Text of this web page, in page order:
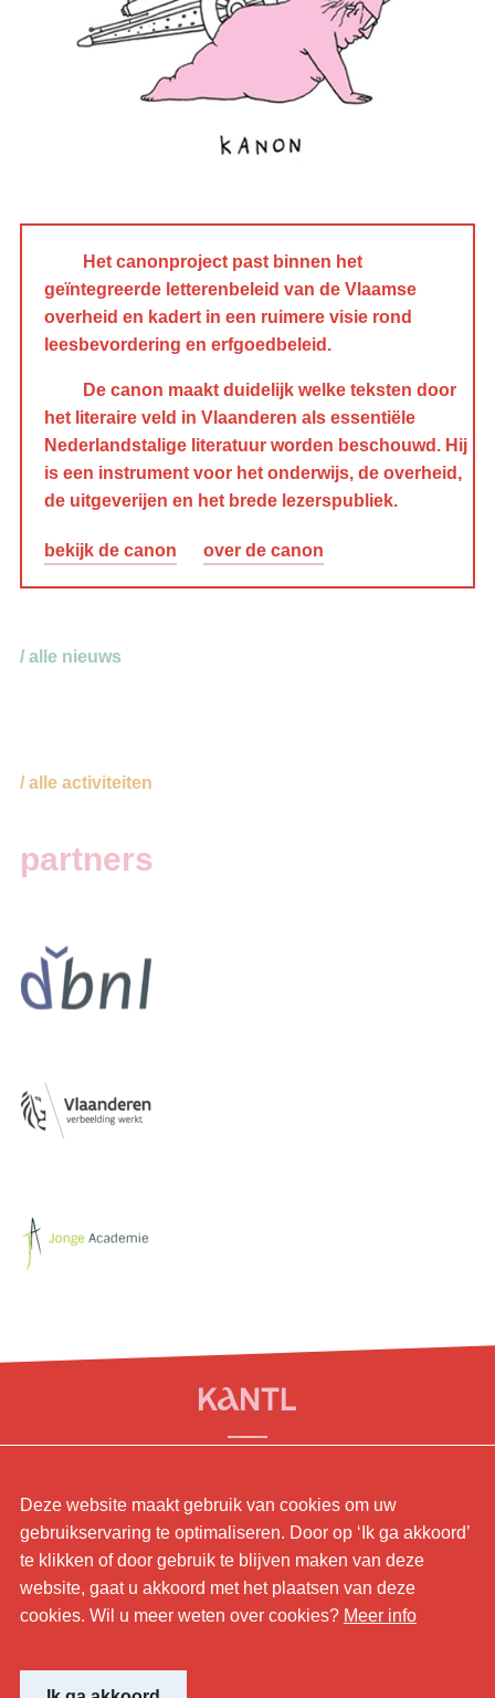
Het canonproject past binnen het
geïntegreerde letterenbeleid van de Vlaamse
overheid en kadert in een ruimere visie rond
leesbevordering en erfgoedbeleid.
De canon maakt duidelijk welke teksten door
het literaire veld in Vlaanderen als essentiële
Nederlandstalige literatuur worden beschouwd. Hij
is een instrument voor het onderwijs, de overheid,
de uitgeverijen en het brede lezerspubliek.
bekijk de canon over de canon
/ alle nieuws
/ alle activiteiten
partners
Contact.
Disclaimer.
Privaybeleid.
Deze website maakt gebruik van cookies om uw
gebruikservaring te optimaliseren. Door op ‘Ik ga akkoord’
te klikken of door gebruik te blijven maken van deze
website, gaat u akkoord met het plaatsen van deze
cookies. Wil u meer weten over cookies? Meer info